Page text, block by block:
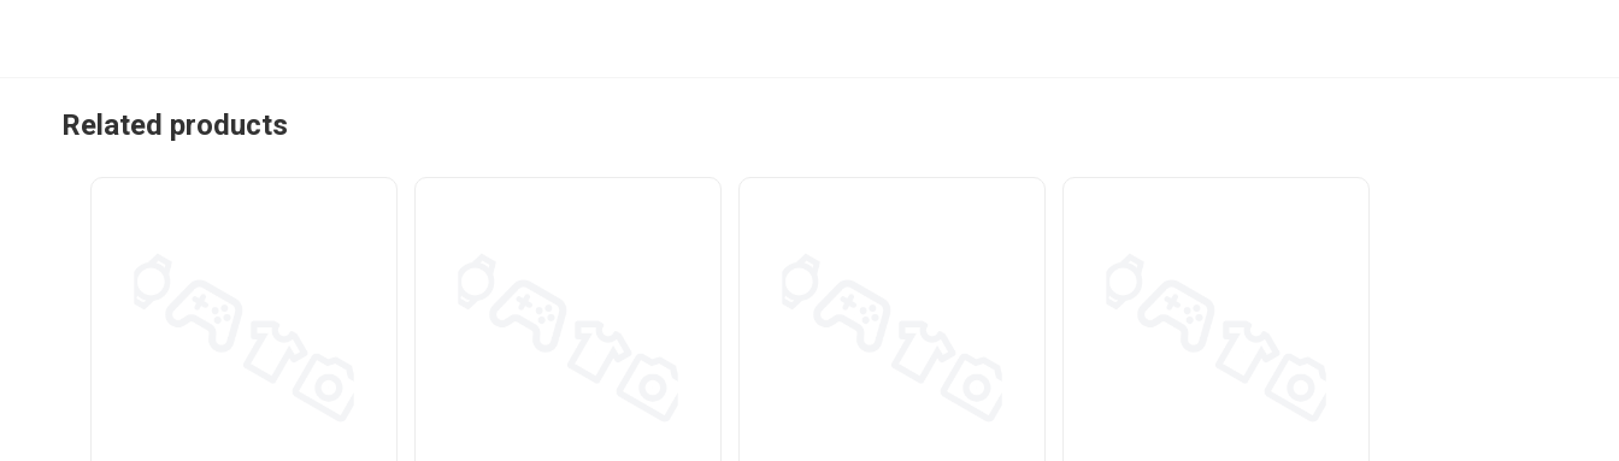
Related products